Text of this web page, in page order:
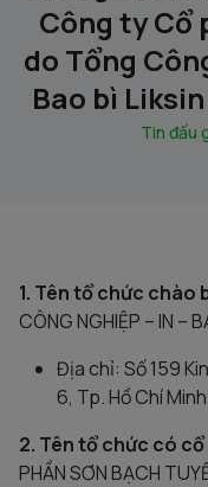
Công ty Cổ
do Tổng
Bao bì
Tin đấu
1. Tên tổ chức chào
CÔNG NGHIỆP – IN –
Địa chỉ: Số 159
6, Tp. Hồ Chí
2. Tên tổ chức có
PHẦN SƠN BẠCH